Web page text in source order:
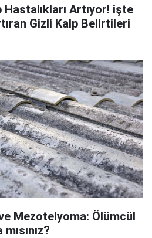
Artıyor! işte
Gizli Kalp Belirtileri
Mezotelyoma: Ölümcül